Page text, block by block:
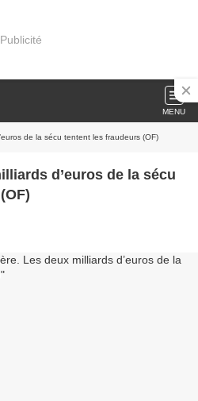
Publicité
MENU
de la sécu tentent les fraudeurs (OF)
d’euros de la sécu